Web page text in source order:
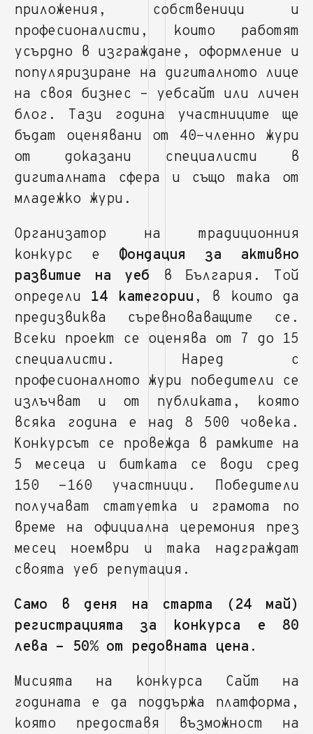
приложения, собственици и
професионалисти, които работят
усърдно в изграждане, оформление и
популяризиране на дигиталното лице
на своя бизнес – уебсайт или личен
блог. Тази година участниците ще
бъдат оценявани от 40-членно жури
от доказани специалисти в
дигиталната сфера и също така от
младежко жури.
Организатор на традиционния
конкурс е Фондация за активно
развитие на уеб в България. Той
определи 14 категории , в които да
предизвиква съревноваващите се.
Всеки проект се оценява от 7 до 15
специалисти. Наред с
професионалното жури победители се
излъчват и от публиката, която
всяка година е над 8 500 човека.
Конкурсът се провежда в рамките на
5 месеца и битката се води сред
150 -160 участници. Победители
получават статуетка и грамота по
време на официална церемония през
месец ноември и така надграждат
своята уеб репутация.
Само в деня на старта (24 май)
регистрацията за конкурса е 80
лева - 50% от редовната цена.
Мисията на конкурса Сайт на
годината е да поддържа платформа,
която предоставя възможност на